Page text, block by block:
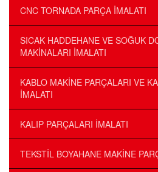
CNC TORNADA PARÇA İMALATI
SICAK HADDEHANE VE SOĞUK
MAKİNALARI İMALATI
KABLO MAKİNE PARÇALARI VE
İMALATI
KALIP PARÇALARI İMALATI
TEKSTİL BOYAHANE MAKİNE